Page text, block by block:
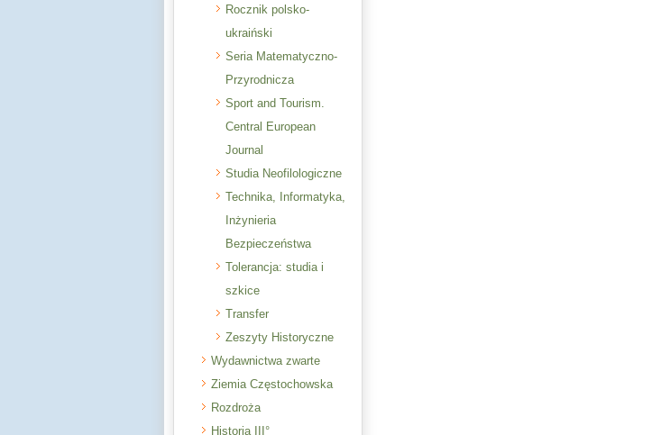
Rocznik polsko-
ukraiński
Seria Matematyczno-
Przyrodnicza
Sport and Tourism.
Central European
Journal
Studia Neofilologiczne
Technika, Informatyka,
Inżynieria
Bezpieczeństwa
Tolerancja: studia i
szkice
Transfer
Zeszyty Historyczne
Wydawnictwa zwarte
Ziemia Częstochowska
Rozdroża
Historia III°